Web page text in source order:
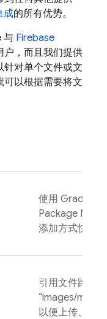
成的所有优势。
与 Firebase
户，而且我们提供
针对单个文件或文
可以根据需要将文
使用 Gradle、
Package
添加方式快速
引用文件路径
“images/
以便上传、下